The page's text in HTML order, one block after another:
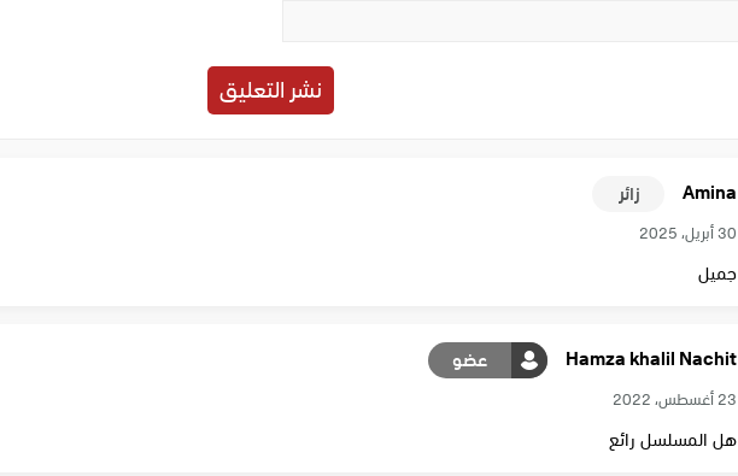
Amina زائر
30 أبريل، 2025
جميل
Hamza khalil Nachit عضو
23 أغسطس، 2022
هل المسلسل رائع